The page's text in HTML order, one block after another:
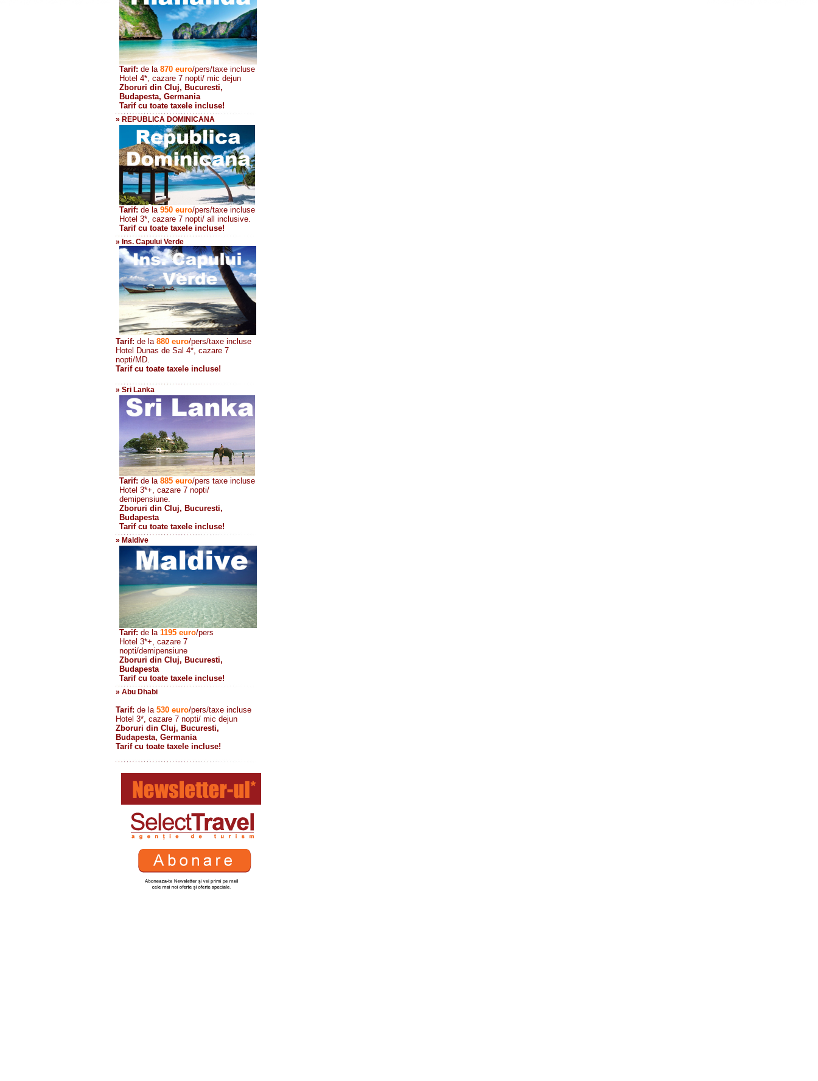
Tarif: de la 870 euro/pers/taxe incluse
Hotel 4*, cazare 7 nopti/ mic dejun
Zboruri din Cluj, Bucuresti,
Budapesta, Germania
Tarif cu toate taxele incluse!
» REPUBLICA DOMINICANA
Tarif: de la 950 euro/pers/taxe incluse
Hotel 3*, cazare 7 nopti/ all inclusive.
Tarif cu toate taxele incluse!
» Ins. Capului Verde
Tarif: de la 880 euro/pers/taxe incluse
Hotel Dunas de Sal 4*, cazare 7
nopti/MD.
Tarif cu toate taxele incluse!
» Sri Lanka
Tarif: de la 885 euro/pers taxe incluse
Hotel 3*+, cazare 7 nopti/
demipensiune.
Zboruri din Cluj, Bucuresti,
Budapesta
Tarif cu toate taxele incluse!
» Maldive
Tarif: de la 1195 euro/pers
Hotel 3*+, cazare 7
nopti/demipensiune
Zboruri din Cluj, Bucuresti,
Budapesta
Tarif cu toate taxele incluse!
» Abu Dhabi
Tarif: de la 530 euro/pers/taxe incluse
Hotel 3*, cazare 7 nopti/ mic dejun
Zboruri din Cluj, Bucuresti,
Budapesta, Germania
Tarif cu toate taxele incluse!